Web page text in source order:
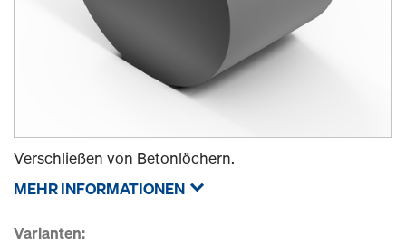
Verschließen von Betonlöchern.
MEHR INFORMATIONEN
Varianten: